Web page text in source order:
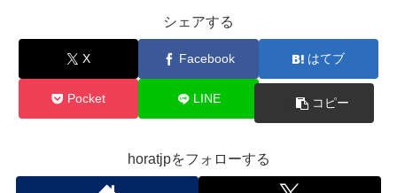
シェアする
X Facebook はてブ
Pocket LINE コピー
horatjpをフォローする